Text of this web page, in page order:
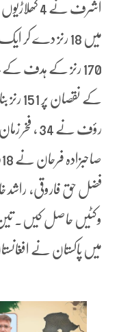
میں 18 رنز دے
کے
وکٹیں حاصل کیں۔ تین
میں پاکستان نے افغانستان کو 39 رنز سے